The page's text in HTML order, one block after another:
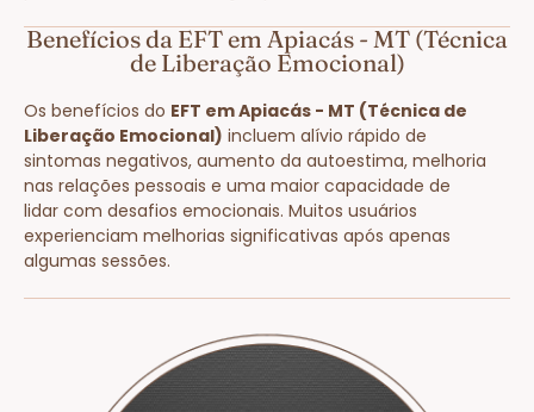
Benefícios da EFT em Apiacás - MT (Técnica
de Liberação Emocional)
Os benefícios do EFT em Apiacás - MT (Técnica de
Liberação Emocional) incluem alívio rápido de
sintomas negativos, aumento da autoestima, melhoria
nas relações pessoais e uma maior capacidade de
lidar com desafios emocionais. Muitos usuários
experienciam melhorias significativas após apenas
algumas sessões.